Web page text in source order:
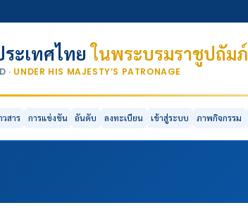
ะเทศไทยในพระบรมราชูปถัมภ์
· UNDER HIS MAJESTY’S PATRONAGE
วสาร การแข่งขัน อันดับ ลงทะเบียน เข้าสู่ระบบ ภาพกิจกรรม